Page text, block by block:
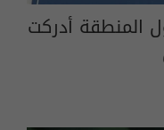
المنطقة أدركت